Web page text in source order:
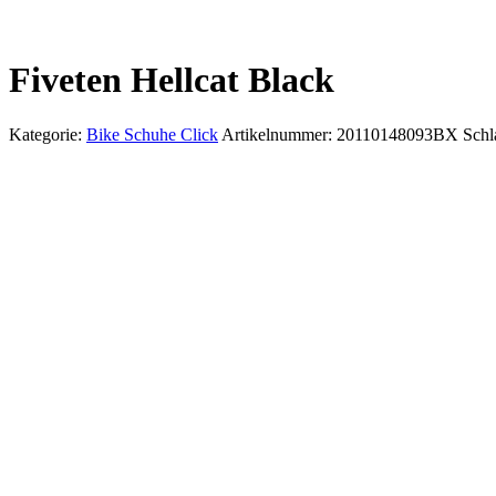
Fiveten Hellcat Black
Kategorie: Bike Schuhe Click Artikelnummer: 20110148093BX